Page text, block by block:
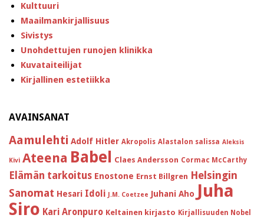
Kulttuuri
Maailmankirjallisuus
Sivistys
Unohdettujen runojen klinikka
Kuvataiteilijat
Kirjallinen estetiikka
AVAINSANAT
Aamulehti Adolf Hitler Akropolis Alastalon salissa Aleksis
Kivi Ateena Babel Claes Andersson Cormac McCarthy
Elämän tarkoitus Enostone Ernst Billgren Helsingin
Sanomat Hesari Idoli J.M. Coetzee Juhani Aho Juha
Siro Kari Aronpuro Keltainen kirjasto Kirjallisuuden Nobel